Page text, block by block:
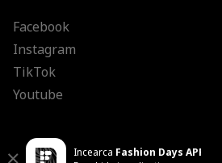
Facebook
Instagram
TikTok
Youtube
Incearca Fashion Days APP
Close